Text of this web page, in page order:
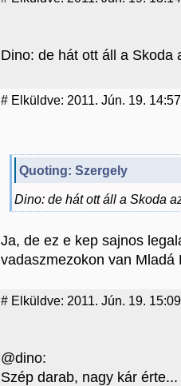
Dino: de hát ott áll a Skoda
# Elküldve: 2011. Jún. 19. 14:57
Quoting: Szergely
Dino: de hát ott áll a Skoda
Ja, de ez e kep sajnos
vadaszmezokon van Mladá
# Elküldve: 2011. Jún. 19.
@dino:
Szép darab, nagy kár érte...